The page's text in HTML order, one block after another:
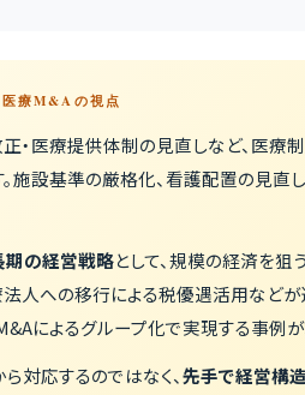
療M&Aの視点
・医療提供体制の見直しなど、医療
施設基準の厳格化、看護配置の見直
期の経営戦略として、規模の経済を狙
人への移行による税優遇活用など
によるグループ化で実現する事例が
対応するのではなく、先手で経営構